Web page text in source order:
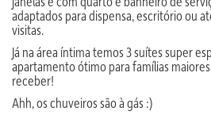
adaptados para dispensa, escritório ou
visitas.
Já na área íntima temos 3 suítes super
apartamento ótimo para famílias
receber!
Ahh, os chuveiros são à gás :)